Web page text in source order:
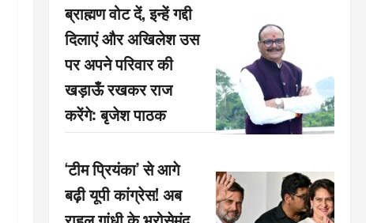
ब्राह्मण वोट दें, इन्हें गद्दी
दिलाएं और अखिलेश उस
पर अपने परिवार की
खड़ाऊँ रखकर राज
करेंगे: बृजेश पाठक
‘टीम प्रियंका’ से आगे
बढ़ी यूपी कांग्रेस! अब